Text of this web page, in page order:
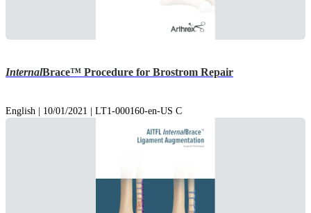
InternalBrace™ Procedure for Brostrom Repair
English | 10/01/2021 | LT1-000160-en-US C